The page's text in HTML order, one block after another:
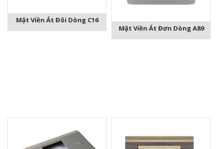
Mặt Viền Át Đôi Dòng C16
Mặt Viền Át Đơn Dòng A89